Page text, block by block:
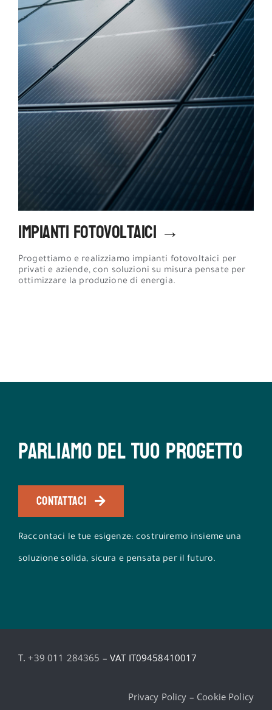
Impianti Fotovoltaici →
Progettiamo e realizziamo impianti fotovoltaici per
privati e aziende, con soluzioni su misura pensate per
ottimizzare la produzione di energia.
Parliamo del tuo progetto
CONTATTACI
Raccontaci le tue esigenze: costruiremo insieme una
soluzione solida, sicura e pensata per il futuro.
T.+39 011 284365 – VAT IT09458410017
Privacy Policy – Cookie Policy